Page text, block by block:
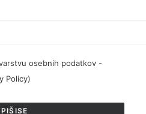
osebnih podatkov -
Policy)